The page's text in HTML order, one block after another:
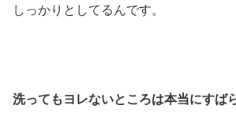
しっかりとしてるんです。
洗ってもヨレないところは本当にすば